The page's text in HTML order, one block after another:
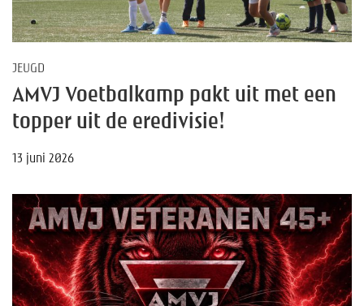
JEUGD
AMVJ Voetbalkamp pakt uit met een
topper uit de eredivisie!
13 juni 2026